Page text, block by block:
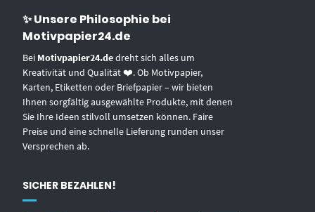
✨ Unsere Philosophie bei
Motivpapier24.de
Bei Motivpapier24.dedreht sich alles um
Kreativität und Qualität ❤️. Ob Motivpapier,
Karten, Etiketten oder Briefpapier – wir bieten
Ihnen sorgfältig ausgewählte Produkte, mit denen
Sie Ihre Ideen stilvoll umsetzen können. Faire
Preise und eine schnelle Lieferung runden unser
Versprechen ab.
SICHER BEZAHLEN!